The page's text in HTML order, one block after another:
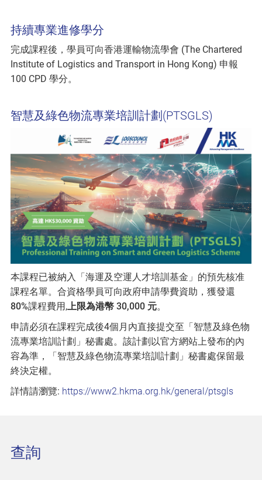
持續專業進修學分
完成課程後，學員可向香港運輸物流學會 (The Chartered
Institute of Logistics and Transport in Hong Kong) 申報
100 CPD 學分。
智慧及綠色物流專業培訓計劃(PTSGLS)
本課程已被納入「海運及空運人才培訓基金」的預先核准
課程名單。合資格學員可向政府申請學費資助，獲發還
80%課程費用, 上限為港幣 30,000 元。
申請必須在課程完成後4個月內直接提交至「智慧及綠色物
流專業培訓計劃」秘書處。該計劃以官方網站上發布的內
容為準，「智慧及綠色物流專業培訓計劃」秘書處保留最
終決定權。
詳情請瀏覽: https://www2.hkma.org.hk/general/ptsgls
查詢